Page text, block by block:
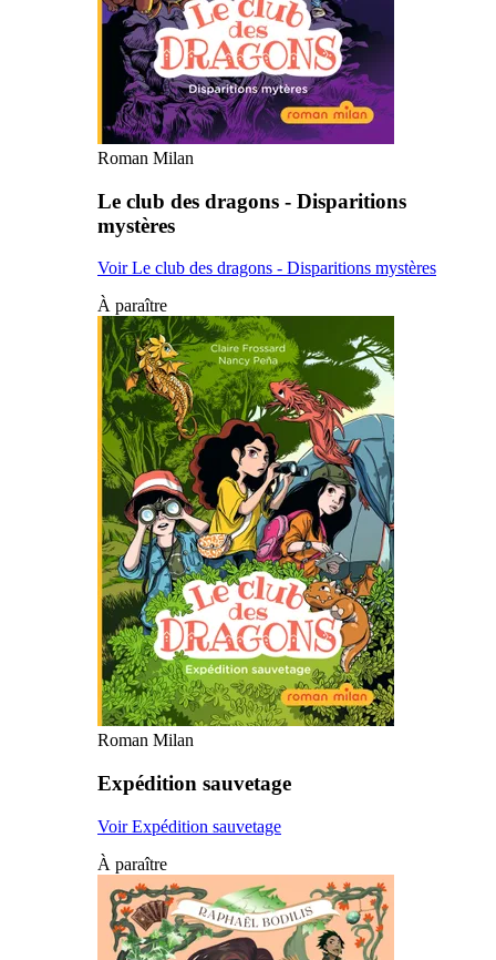
Roman Milan
Le club des dragons - Disparitions
mystères
Voir Le club des dragons - Disparitions mystères
À paraître
Roman Milan
Expédition sauvetage
Voir Expédition sauvetage
À paraître